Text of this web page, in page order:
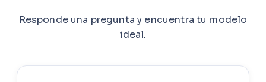
Responde una pregunta y encuentra tu modelo
ideal.